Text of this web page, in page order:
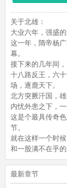
关于北雄：
大业六年，强盛
这一年，隋帝杨
幕。
接下来的几年间
十八路反王，六
场，逐鹿天下。
北方突厥汗国，
内忧外患之下，
这是个最具传奇
节。
就在这样一个时
和一股满不在乎
最新章节